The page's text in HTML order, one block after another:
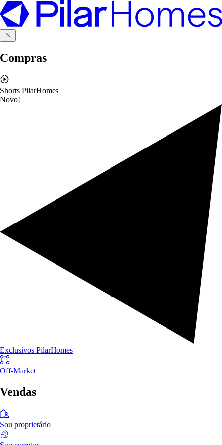
Compras
Shorts PilarHomes
Novo!
Exclusivos PilarHomes
Off-Market
Vendas
Sou proprietário